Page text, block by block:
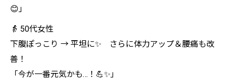
😊」
👵 50代女性
下腹ぽっこり → 平坦に✨ さらに体力アップ＆腰痛も改
善！
「今が一番元気かも…！💪✨」